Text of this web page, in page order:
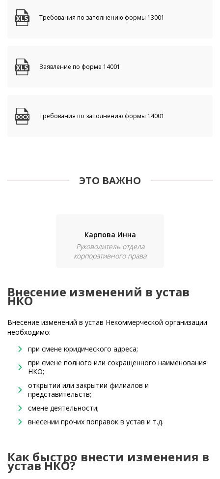
Требования по заполнению формы 13001
Заявление по форме 14001
Требования по заполнению формы 14001
ЭТО ВАЖНО
Карпова Инна
Руководитель отдела
корпоративного права
Внесение изменений в устав
НКО
Внесение изменений в устав Некоммерческой организации
необходимо:
при смене юридического адреса;
при смене полного или сокращенного наименования
НКО;
открытии или закрытии филиалов и
представительств;
смене деятельности;
внесении прочих поправок в устав и т.д.
Как быстро внести изменения в
устав НКО?